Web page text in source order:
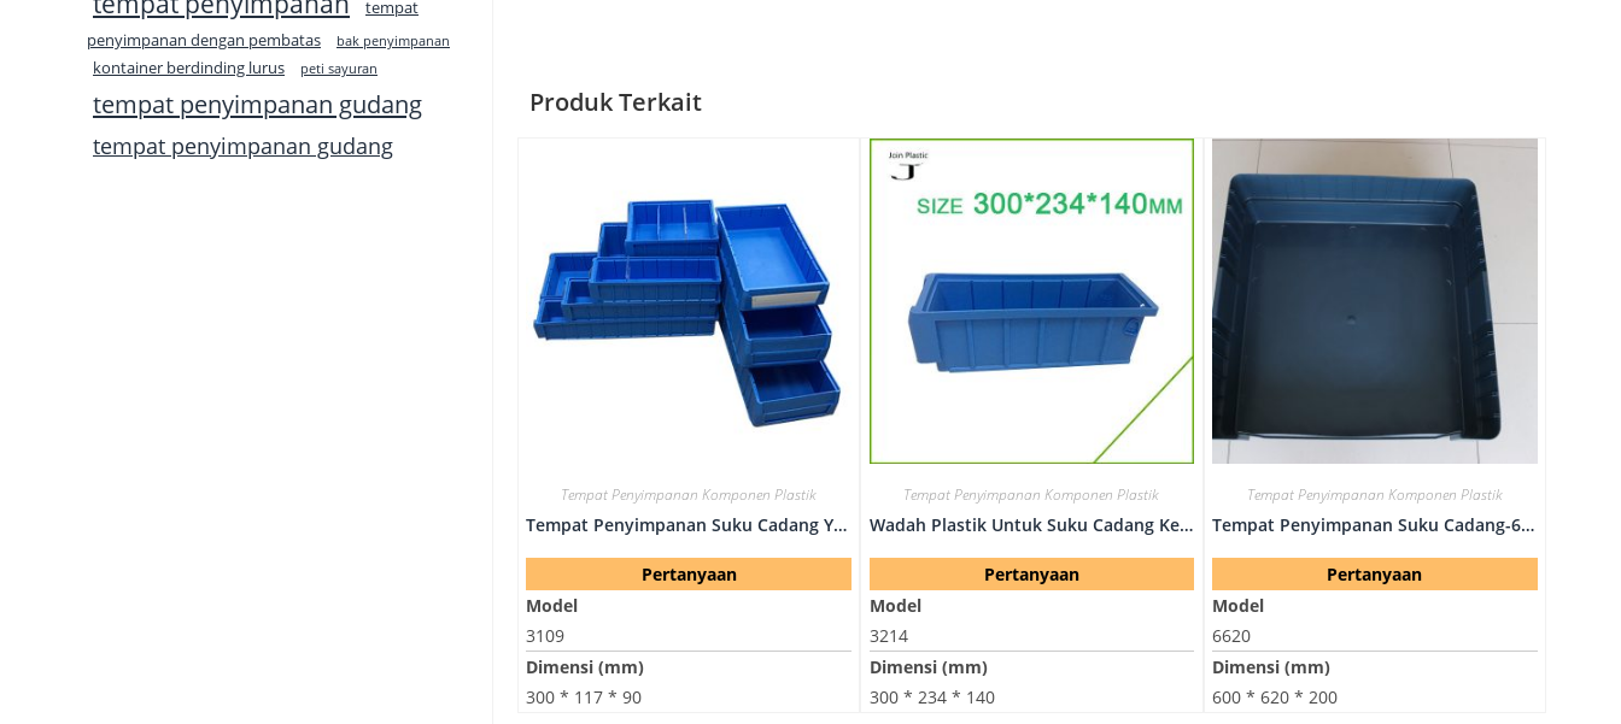
Produk Terkait
Tempat Penyimpanan Komponen Plastik
Tempat Penyimpanan Suku Cadang Yang Dapat Ditumpuk-3109
Pertanyaan
Model
3109
Dimensi (mm)
300 * 117 * 90
Tempat Penyimpanan Komponen Plastik
Wadah Plastik Untuk Suku Cadang Kecil-3214
Pertanyaan
Model
3214
Dimensi (mm)
300 * 234 * 140
Tempat Penyimpanan Komponen Plastik
Tempat Penyimpanan Suku Cadang-6620
Pertanyaan
Model
6620
Dimensi (mm)
600 * 620 * 200
tempat
penyimpanan dengan pembatas
bak penyimpanan
kontainer berdinding lurus peti sayuran
tempat penyimpanan gudang
tempat penyimpanan gudang